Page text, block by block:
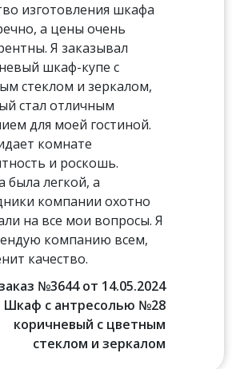
изготовления шкафа
а цены очень
Я заказывал
шкаф-купе с
стеклом и зеркалом,
стал отличным
для моей гостиной.
комнате
и роскошь.
была легкой, а
компании охотно
на все мои вопросы. Я
компанию всем,
качество.
№3644 от 14.05.2024
Шкаф с антресолью №28
коричневый с цветным
стеклом и зеркалом